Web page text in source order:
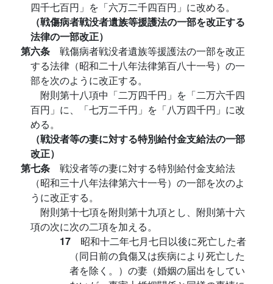
四千七百円」を「六万二千四百円」に改める。
（戦傷病者戦没者遺族等援護法の一部を改正する
法律の一部改正）
第六条 戦傷病者戦没者遺族等援護法の一部を改正
する法律（昭和二十八年法律第百八十一号）の一
部を次のように改正する。
附則第十八項中「二万四千円」を「二万六千四
百円」に、「七万二千円」を「八万四千円」に改
める。
（戦没者等の妻に対する特別給付金支給法の一部
改正）
第七条 戦没者等の妻に対する特別給付金支給法
（昭和三十八年法律第六十一号）の一部を次のよ
うに改正する。
附則第十七項を附則第十九項とし、附則第十六
項の次に次の二項を加える。
17 昭和十二年七月七日以後に死亡した者
（同日前の負傷又は疾病により死亡した
者を除く。）の妻（婚姻の届出をしてい